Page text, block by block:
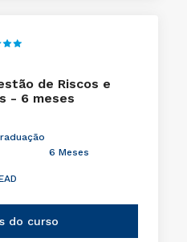
de Riscos e
- 6 meses
6 Meses
do curso